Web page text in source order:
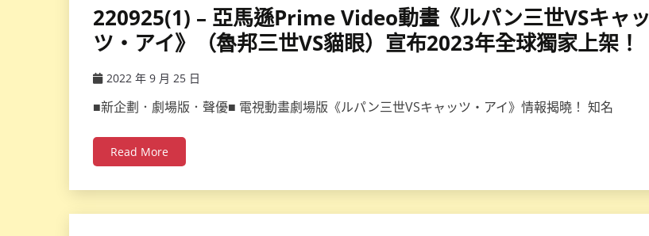
220925(1) – 亞馬遜Prime Video動畫《ルパン三世VSキャッ
ツ・アイ》（魯邦三世VS貓眼）宣布2023年全球獨家上架！
2022 年 9 月 25 日
■新企劃．劇場版．聲優■ 電視動畫劇場版《ルパン三世VSキャッツ・アイ》情報揭曉！ 知名
Read More